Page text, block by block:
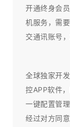
开通终身会
机服务，需
交通讯账号
全球独家开
控APP软件
一键配置管
经过对方同